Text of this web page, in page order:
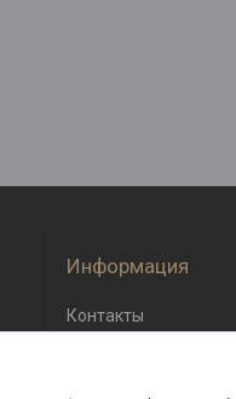
Информация
Контакты